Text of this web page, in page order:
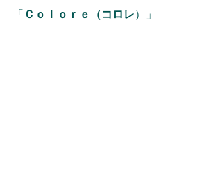
「 Ｃｏｌｏｒｅ（コロレ）」